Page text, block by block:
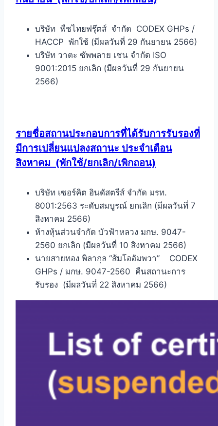
บริษัท พืชไทยฟรุ๊ตส์ จำกัด CODEX GHPs /
HACCP พักใช้ (มีผลวันที่ 29 กันยายน 2566)
บริษัท วาตะ ซัพพลาย เชน จำกัด ISO
9001:2015 ยกเลิก (มีผลวันที่ 29 กันยายน
2566)
รายชื่อสถานประกอบการที่ได้รับการรับรองที่
มีการเปลี่ยนแปลงสถานะ ประจำเดือน
สิงหาคม (พักใช้/ยกเลิก/เพิกถอน)
บริษัท เซอร์คิต อินดัสตรีส์ จำกัด มรท.
8001:2563 ระดับสมบูรณ์ ยกเลิก (มีผลวันที่ 7
สิงหาคม 2566)
ห้างหุ้นส่วนจำกัด บัวฟ้าหลวง มกษ. 9047-
2560 ยกเลิก (มีผลวันที่ 10 สิงหาคม 2566)
นายสายทอง พิลากุล “ส้มโออัมพวา” CODEX
GHPs / มกษ. 9047-2560 คืนสถานะการ
รับรอง (มีผลวันที่ 22 สิงหาคม 2566)